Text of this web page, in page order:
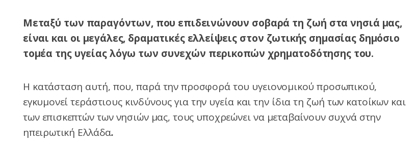
Μεταξύ των παραγόντων, που επιδεινώνουν σοβαρά τη ζωή στα νησιά μας,
είναι και οι μεγάλες, δραματικές ελλείψεις στον ζωτικής σημασίας δημόσιο
τομέα της υγείας λόγω των συνεχών περικοπών χρηματοδότησης του.
Η κατάσταση αυτή, που, παρά την προσφορά του υγειονομικού προσωπικού,
εγκυμονεί τεράστιους κινδύνους για την υγεία και την ίδια τη ζωή των κατοίκων και
των επισκεπτών των νησιών μας, τους υποχρεώνει να μεταβαίνουν συχνά στην
ηπειρωτική Ελλάδα.